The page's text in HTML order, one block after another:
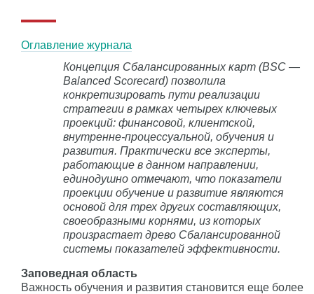
Оглавление журнала
Концепция Сбалансированных карт (BSC —
Balanced Scorecard) позволила
конкретизировать пути реализации
стратегии в рамках четырех ключевых
проекций: финансовой, клиентской,
внутренне-процессуальной, обучения и
развития. Практически все эксперты,
работающие в данном направлении,
единодушно отмечают, что показатели
проекции обучение и развитие являются
основой для трех других составляющих,
своеобразными корнями, из которых
произрастает древо Сбалансированной
системы показателей эффективности.
Заповедная область
Важность обучения и развития становится еще более